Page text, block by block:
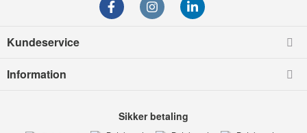
Kundeservice
Information
Sikker betaling